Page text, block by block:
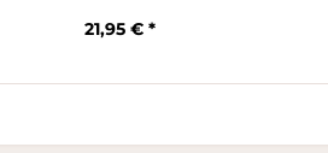
21,95 € *